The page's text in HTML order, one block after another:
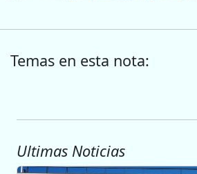
Temas en esta nota:
Ultimas Noticias